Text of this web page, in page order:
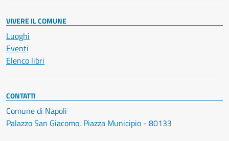
VIVERE IL COMUNE
Luoghi
Eventi
Elenco libri
CONTATTI
Comune di Napoli
Palazzo San Giacomo, Piazza Municipio - 80133